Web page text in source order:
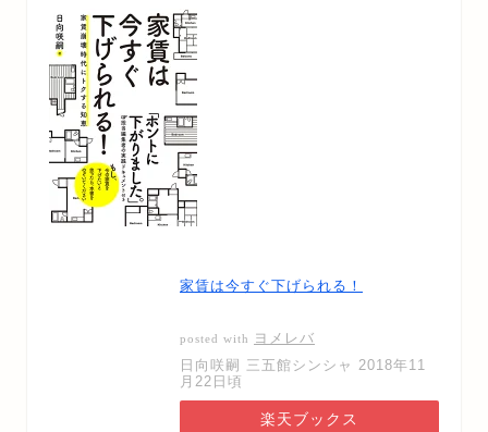
家賃は今すぐ下げられる！
posted with
ヨメレバ
日向咲嗣 三五館シンシャ 2018年11
月22日頃
楽天ブックス